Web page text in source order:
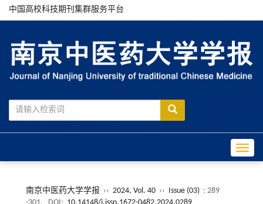
中国高校科技期刊集群服务平台
南京中医药大学学报 ›› 2024, Vol. 40 ›› Issue (03) : 289